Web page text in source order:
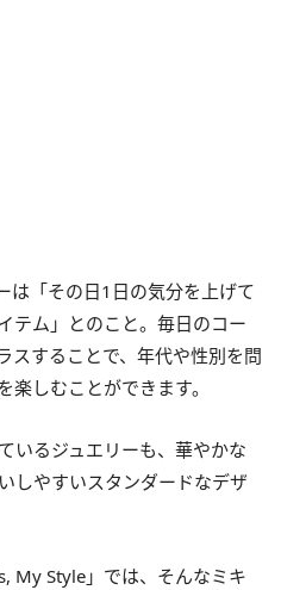
は「その日1日の気分を上げて
テム」とのこと。毎日のコー
スすることで、年代や性別を問
楽しむことができます。
いるジュエリーも、華やかな
しやすいスタンダードなデザ
My Style」では、そんなミキ